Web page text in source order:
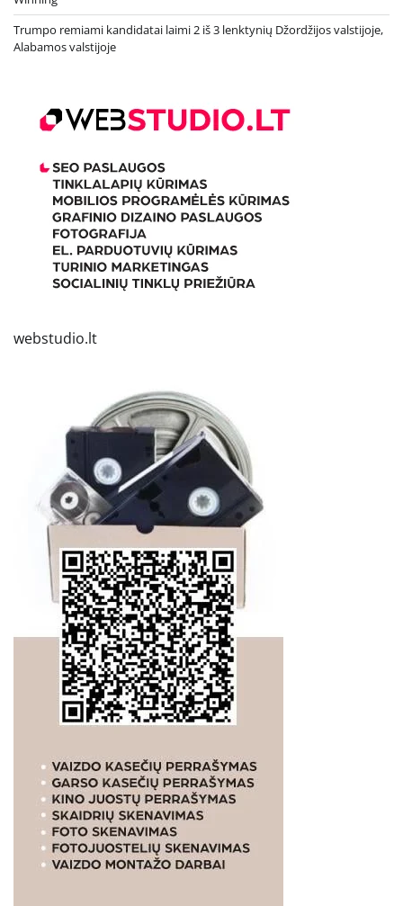
Trumpo remiami kandidatai laimi 2 iš 3 lenktynių Džordžijos valstijoje,
Alabamos valstijoje
webstudio.lt